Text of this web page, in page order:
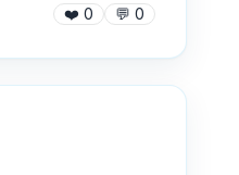
❤️ 0 💬 0